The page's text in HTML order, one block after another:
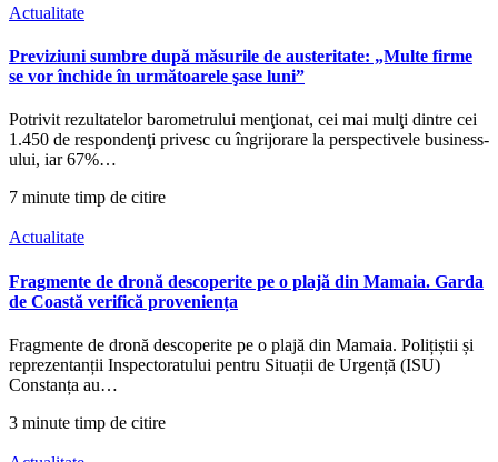
Actualitate
Previziuni sumbre după măsurile de austeritate: „Multe firme
se vor închide în următoarele şase luni”
Potrivit rezultatelor barometrului menţionat, cei mai mulţi dintre cei
1.450 de respondenţi privesc cu îngrijorare la perspectivele business-
ului, iar 67%…
7 minute timp de citire
Actualitate
Fragmente de dronă descoperite pe o plajă din Mamaia. Garda
de Coastă verifică proveniența
Fragmente de dronă descoperite pe o plajă din Mamaia. Polițiștii și
reprezentanții Inspectoratului pentru Situații de Urgență (ISU)
Constanța au…
3 minute timp de citire